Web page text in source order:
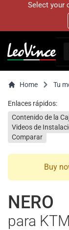
Select your
Home Tu
Enlaces rápidos:
Contenido de la
Videos de
Comparar
Buy
NERO
para